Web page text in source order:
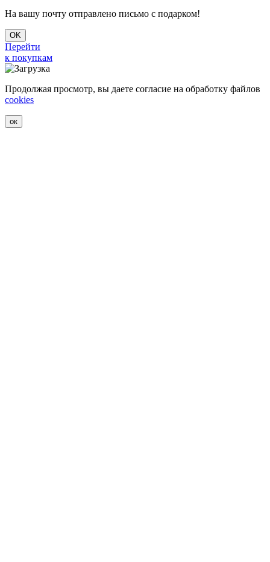
На вашу почту отправлено письмо с подарком!
OK
Перейти
к покупкам
Продолжая просмотр, вы даете согласие на обработку файлов
cookies
ок